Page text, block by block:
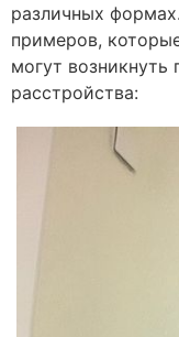
различных
примеров,
могут возникнуть
расстройства: